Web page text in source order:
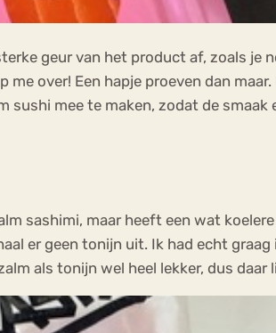
geur van het product af, zoals je
me over! Een hapje proeven dan
sushi mee te maken, zodat de
sashimi, maar heeft een wat
er geen tonijn uit. Ik had echt
als tonijn wel heel lekker, dus daar